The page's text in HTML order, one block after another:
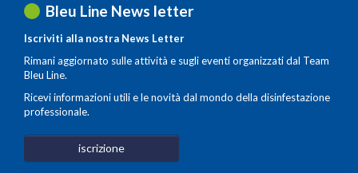
Bleu Line News letter
Iscriviti alla nostra News Letter
Rimani aggiornato sulle attività e sugli eventi organizzati dal Team
Bleu Line.
Ricevi informazioni utili e le novità dal mondo della disinfestazione
professionale.
iscrizione